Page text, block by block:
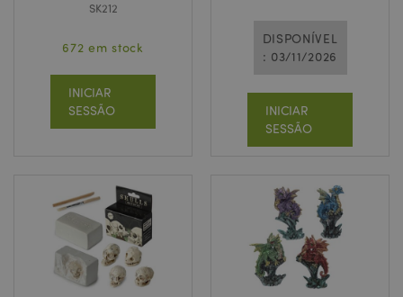
SK212
672 em stock
INICIAR
SESSÃO
DISPONÍVEL
: 03/11/2026
INICIAR
SESSÃO
recently_compared_product_previous
mage-cache-storage
Adobe Inc.
www.puckator.pt